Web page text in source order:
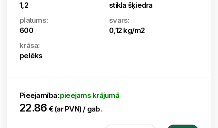
1,2
stikla šķiedra
platums:
600
svars:
0,12 kg/m2
krāsa:
pelēks
Pieejamība:pieejams krājumā
22.86 € (ar PVN) / gab.